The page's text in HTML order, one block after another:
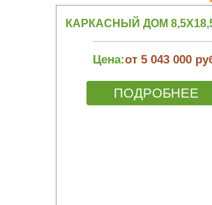
КАРКАСНЫЙ ДОМ
Цена:от 5 043 000
ПОДРОБНЕЕ